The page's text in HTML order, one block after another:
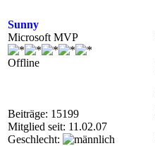
Sunny
Microsoft MVP
Offline
Beiträge: 15199
Mitglied seit: 11.02.07
Geschlecht: